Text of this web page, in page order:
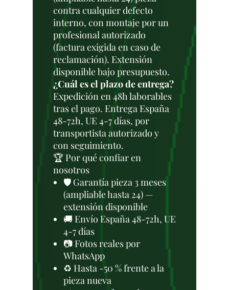
contra cualquier defecto
interno, con montaje por un
profesional autorizado
(factura exigida en caso de
reclamación). Extensión
disponible bajo presupuesto.
¿Cuál es el plazo de entrega?
Expedición en 48h laborables
tras el pago. Entrega España
48-72h, UE 4-7 días, por
transportista autorizado y
con seguimiento.
🏆 Por qué confiar en
nosotros
🛡️ Garantía pieza 3 meses
(ampliable hasta 24) —
extensión disponible
🚚 Envío España 48-72h, UE
4-7 días
📷 Fotos reales por
WhatsApp
♻️ Hasta -50 % frente a la
pieza nueva